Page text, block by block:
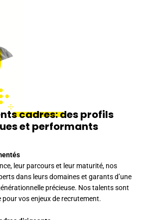
cadres:des profils
et performants
leur parcours et leur maturité, nos
dans leurs domaines et garants d’une
précieuse. Nos talents sont
vos enjeux de recrutement.